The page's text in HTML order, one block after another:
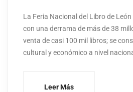
La Feria Nacional del Libro de
con una derrama de más de 38
venta de casi 100 mil libros; se
cultural y económico a nivel
Leer Más